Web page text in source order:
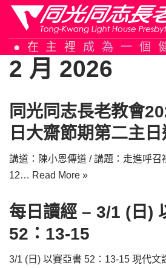
Skip
to
content
在主裡成為一個
2 月 2026
同光同志長老教會
日大齋節期第二主
講道：陳小恩傳道 / 講題：走進呼召
12… Read More »
每日讀經 – 3/1 (日)
52：13-15
3/1 (日) 以賽亞書 52：13-15 現代